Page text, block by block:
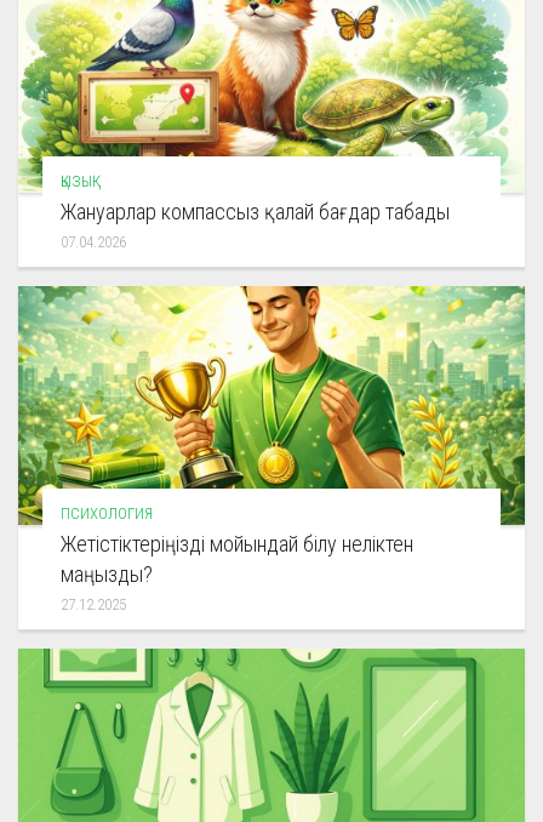
ҚЫЗЫҚ
Жануарлар компассыз қалай бағдар табады
07.04.2026
ПСИХОЛОГИЯ
Жетістіктеріңізді мойындай білу неліктен
маңызды?
27.12.2025